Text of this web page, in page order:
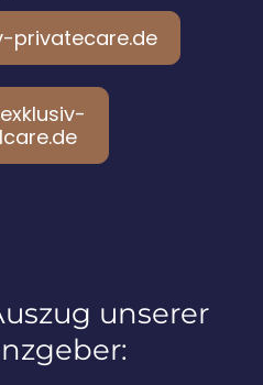
privatecare.de
unserer